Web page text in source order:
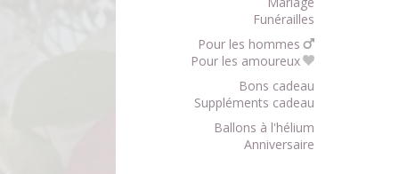
Funérailles
Pour les hommes
Pour les amoureux
Bons cadeau
Suppléments cadeau
Ballons à l'hélium
Anniversaire